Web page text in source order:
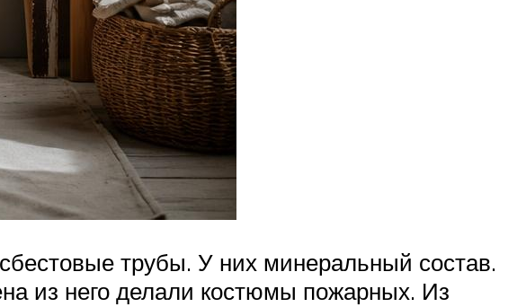
трубы. У них минеральный состав.
из него делали костюмы пожарных. Из